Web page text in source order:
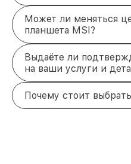
Может ли меняться
планшета MSI?
Выдаёте ли
на ваши услуги и
Почему стоит